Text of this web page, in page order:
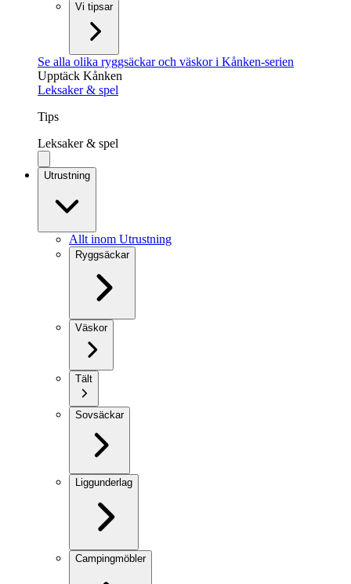
Vi tipsar
Se alla olika ryggsäckar och väskor i Kånken-serien
Upptäck Kånken
Leksaker & spel
Tips
Leksaker & spel
Utrustning
Allt inom Utrustning
Ryggsäckar
Väskor
Tält
Sovsäckar
Liggunderlag
Campingmöbler